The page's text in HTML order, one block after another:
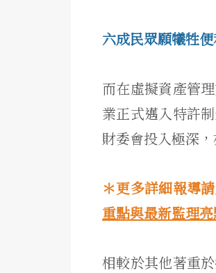
六成民眾願犧牲
而在虛擬資產管
業正式邁入特許
財委會投入極深
＊更多詳細報導
重點與最新監理
相較於其他著重